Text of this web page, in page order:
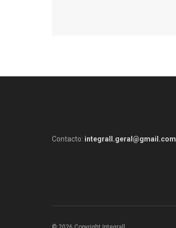
Contacto: integrall.geral@gmail.com